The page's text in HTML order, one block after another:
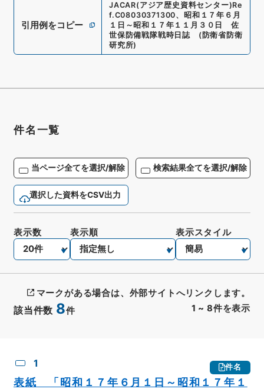
引用例をコピー
JACAR(アジア歴史資料センター)Re
f.C08030371300、 昭和１７年６月
１日～昭和１７年１１月３０日 佐
世保防備戦隊戦時日誌 ( 防衛省防衛
研究所)
件名一覧
当ページ全てを選択/解除 検索結果全てを選択/解除
選択した資料をCSV出力
該当件数 8件 1 ~ 8件を表示
表示数 表示順 表示スタイル
マークがある場合は、外部サイトへリンクします。
1 件名
表紙 「昭和１７年６月１日～昭和１７年１